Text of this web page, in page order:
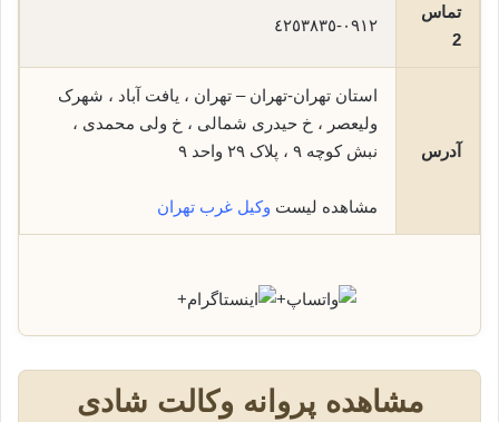
تماس
2
٠٩١٢-٤٢٥٣٨٣٥
آدرس
استان تهران-تهران – تهران ، یافت آباد ، شهرک
ولیعصر ، خ حیدری شمالی ، خ ولی محمدی ،
نبش کوچه ٩ ، پلاک ٢٩ واحد ٩
مشاهده لیست وکیل غرب تهران
+
+
مشاهده پروانه وکالت شادی